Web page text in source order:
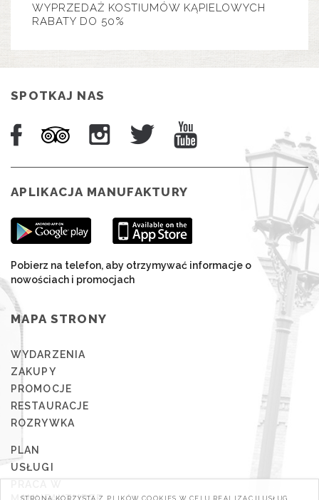
WYPRZEDAŻ KOSTIUMÓW KĄPIELOWYCH
RABATY DO 50%
SPOTKAJ NAS
APLIKACJA MANUFAKTURY
Pobierz na telefon, aby otrzymywać informacje o
nowościach i promocjach
MAPA STRONY
WYDARZENIA
ZAKUPY
PROMOCJE
RESTAURACJE
ROZRYWKA
PLAN
USŁUGI
STRONA KORZYSTA Z PLIKÓW COOKIES W CELU REALIZACJI USŁUG